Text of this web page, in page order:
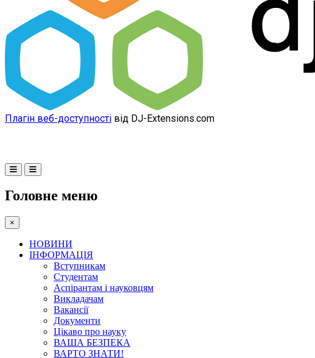
Плагін веб-доступності від DJ-Extensions.com
Головне меню
×
НОВИНИ
ІНФОРМАЦІЯ
Вступникам
Студентам
Аспірантам і науковцям
Викладачам
Вакансії
Документи
Цікаво про науку
ВАША БЕЗПЕКА
ВАРТО ЗНАТИ!